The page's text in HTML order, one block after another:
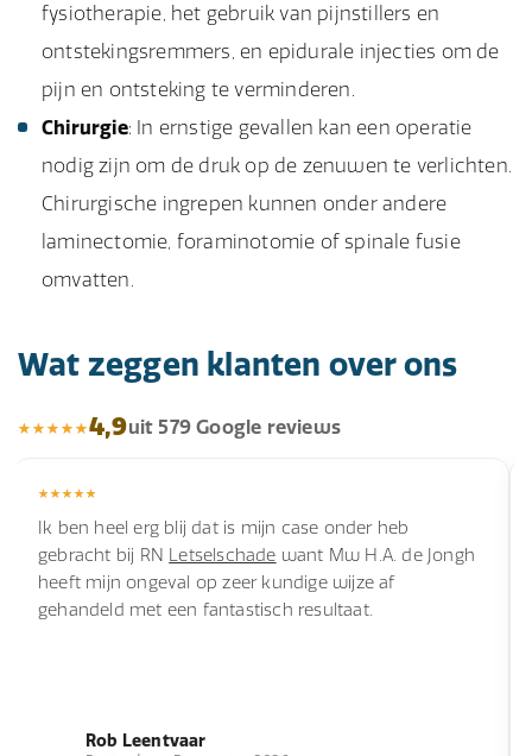
fysiotherapie, het gebruik van pijnstillers en
ontstekingsremmers, en epidurale injecties om de
pijn en ontsteking te verminderen.
Chirurgie: In ernstige gevallen kan een operatie
nodig zijn om de druk op de zenuwen te verlichten.
Chirurgische ingrepen kunnen onder andere
laminectomie, foraminotomie of spinale fusie
omvatten.
Wat zeggen klanten over ons
4,9uit 579 Google reviews
Ik ben heel erg blij dat is mijn case onder heb
gebracht bij RN Letselschade want Mw H.A. de Jongh
heeft mijn ongeval op zeer kundige wijze af
gehandeld met een fantastisch resultaat.
Rob Leentvaar